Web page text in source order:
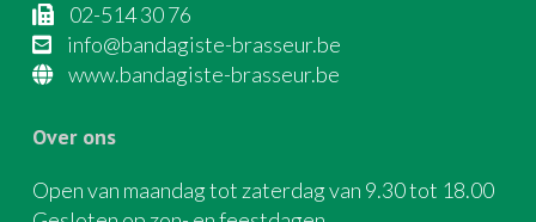
02-514 30 76
info@bandagiste-brasseur.be
www.bandagiste-brasseur.be
Over ons
Open van maandag tot zaterdag van 9.30 tot 18.00